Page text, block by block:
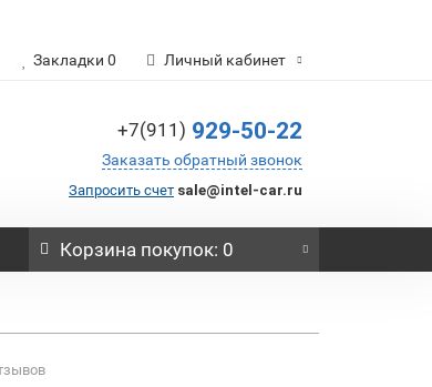
Закладки 0 Личный кабинет
+7(911) 929-50-22
Заказать обратный звонок
Запросить счет sale@intel-car.ru
Корзинапокупок: 0